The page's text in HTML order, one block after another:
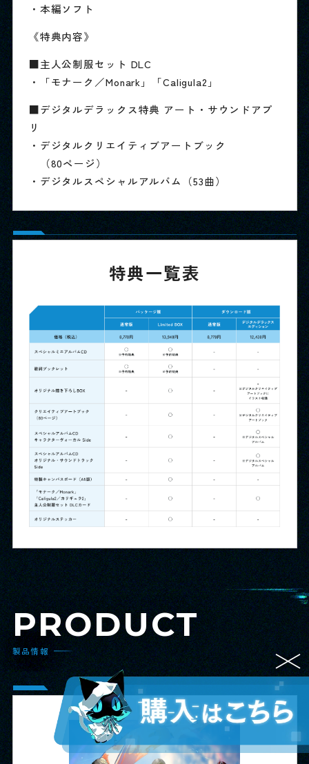
・本編ソフト
《特典内容》
■主人公制服セット DLC
・「モナーク／Monark」「Caligula2」
■デジタルデラックス特典 アート・サウンドアプ
リ
・デジタルクリエイティブアートブック
（80ページ）
・デジタルスペシャルアルバム（53曲）
特典一覧表
PRODUCT
製品情報